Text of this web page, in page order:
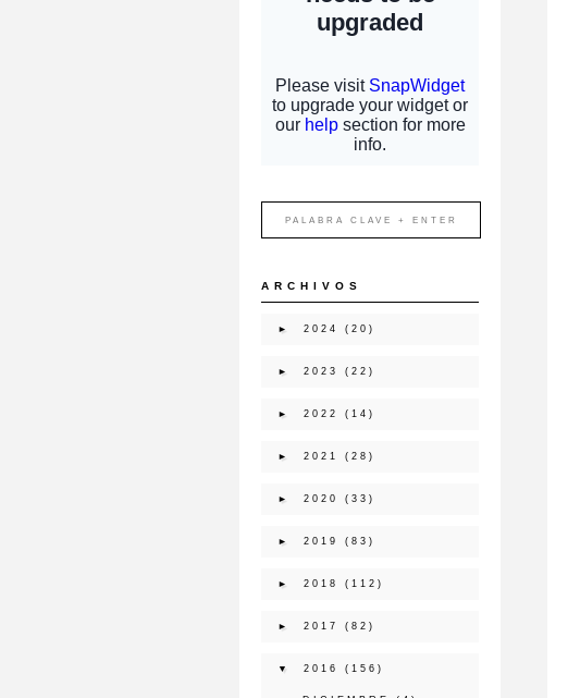
ARCHIVOS
► 2024 (20)
► 2023 (22)
► 2022 (14)
► 2021 (28)
► 2020 (33)
► 2019 (83)
► 2018 (112)
► 2017 (82)
▼ 2016 (156)